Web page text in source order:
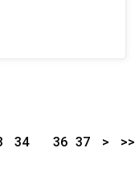
34
36 37 > >>